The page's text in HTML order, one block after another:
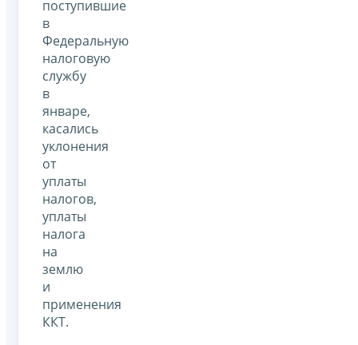
поступившие
в
Федеральную
налоговую
службу
в
январе,
касались
уклонения
от
уплаты
налогов,
уплаты
налога
на
землю
и
применения
ККТ.